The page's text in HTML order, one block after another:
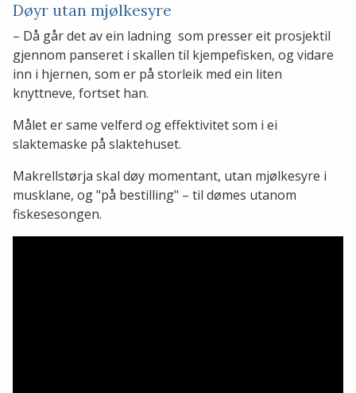
Døyr utan mjølkesyre
– Då går det av ein ladning som presser eit prosjektil
gjennom panseret i skallen til kjempefisken, og vidare
inn i hjernen, som er på storleik med ein liten
knyttneve, fortset han.
Målet er same velferd og effektivitet som i ei
slaktemaske på slaktehuset.
Makrellstørja skal døy momentant, utan mjølkesyre i
musklane, og "på bestilling" – til dømes utanom
fiskesesongen.